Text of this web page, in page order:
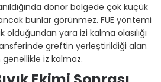
donör bölgede çok küçük
bunlar görünmez. FUE yöntemi
yara izi kalma olasılığı
greftin yerleştirildiği alan
iz kalmaz.